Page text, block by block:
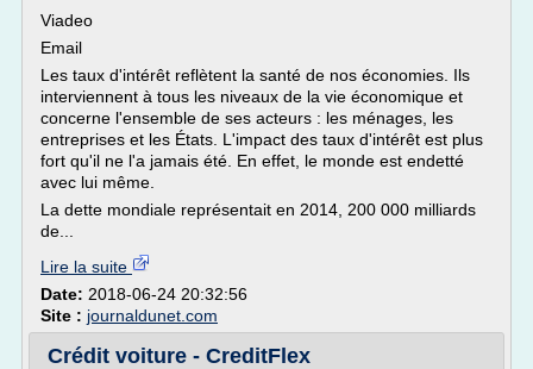
Viadeo
Email
Les taux d'intérêt reflètent la santé de nos économies. Ils
interviennent à tous les niveaux de la vie économique et
concerne l'ensemble de ses acteurs : les ménages, les
entreprises et les États. L'impact des taux d'intérêt est plus
fort qu'il ne l'a jamais été. En effet, le monde est endetté
avec lui même.
La dette mondiale représentait en 2014, 200 000 milliards
de...
Lire la suite
Date: 2018-06-24 20:32:56
Site : journaldunet.com
Crédit voiture - CreditFlex